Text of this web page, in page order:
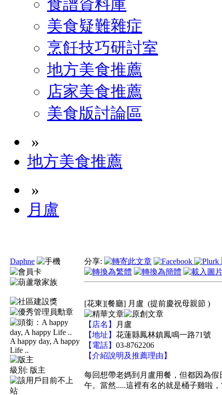
食譜資料庫
美食疑難雜症
烹飪技巧研討室
地方美食推薦
店家美食推薦
美食版討論區
»
地方美食推薦
»
月盧
Daphne
A happy day, A happy
Life ..
級別: 版主
分享:
[花東][餐廳] 月盧 (提前慶祝母親節 )
【店名】
月盧
【地址】 花蓮縣鳳林鎮鳳鳴一路71號
【電話】 03-8762206
【介紹說明及推薦理由】
每回想帶老媽到月盧用餐，但都因為
午。當然.....這裡有名的就是桶子雞啦